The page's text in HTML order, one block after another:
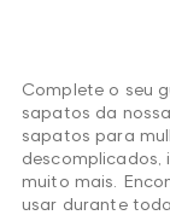
Complete o seu
sapatos da
sapatos para
descomplicados,
muito mais.
usar durante